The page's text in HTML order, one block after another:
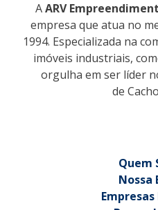
AARV
empresa que atua no
1994. Especializada na
imóveis industriais,
orgulha em ser líder
de
Quem
Nossa